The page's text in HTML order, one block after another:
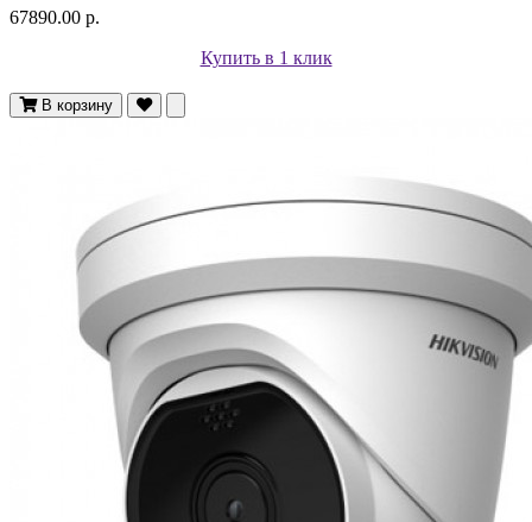
67890.00 р.
Купить в 1 клик
В корзину